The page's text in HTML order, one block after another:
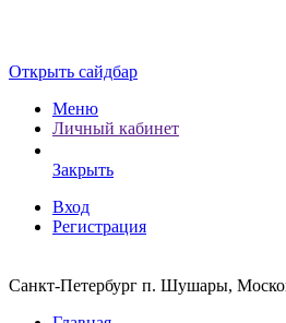
Открыть сайдбар
Меню
Личный кабинет
Закрыть
Вход
Регистрация
Санкт-Петербург п. Шушары,